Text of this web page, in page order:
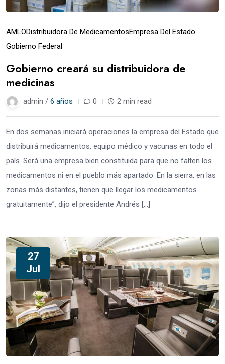
AMLODistribuidora De MedicamentosEmpresa Del Estado
Gobierno Federal
Gobierno creará su distribuidora de
medicinas
admin / 6 años 0 2 min read
En dos semanas iniciará operaciones la empresa del Estado que
distribuirá medicamentos, equipo médico y vacunas en todo el
país. Será una empresa bien constituida para que no falten los
medicamentos ni en el pueblo más apartado. En la sierra, en las
zonas más distantes, tienen que llegar los medicamentos
gratuitamente”, dijo el presidente Andrés […]
27
Jul